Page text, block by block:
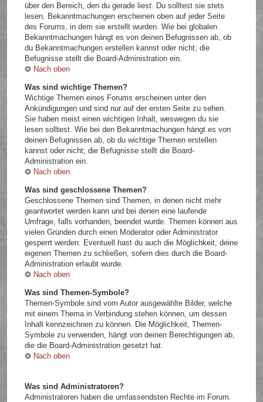
über den Bereich, den du gerade liest. Du solltest sie stets
lesen. Bekanntmachungen erscheinen oben auf jeder Seite
des Forums, in dem sie erstellt wurden. Wie bei globalen
Bekanntmachungen hängt es von deinen Befugnissen ab, ob
du Bekanntmachungen erstellen kannst oder nicht; die
Befugnisse stellt die Board-Administration ein.
Nach oben
Was sind wichtige Themen?
Wichtige Themen eines Forums erscheinen unter den
Ankündigungen und sind nur auf der ersten Seite zu sehen.
Sie haben meist einen wichtigen Inhalt, weswegen du sie
lesen solltest. Wie bei den Bekanntmachungen hängt es von
deinen Befugnissen ab, ob du wichtige Themen erstellen
kannst oder nicht; die Befugnisse stellt die Board-
Administration ein.
Nach oben
Was sind geschlossene Themen?
Geschlossene Themen sind Themen, in denen nicht mehr
geantwortet werden kann und bei denen eine laufende
Umfrage, falls vorhanden, beendet wurde. Themen können aus
vielen Gründen durch einen Moderator oder Administrator
gesperrt werden. Eventuell hast du auch die Möglichkeit, deine
eigenen Themen zu schließen, sofern dies durch die Board-
Administration erlaubt wurde.
Nach oben
Was sind Themen-Symbole?
Themen-Symbole sind vom Autor ausgewählte Bilder, welche
mit einem Thema in Verbindung stehen können, um dessen
Inhalt kennzeichnen zu können. Die Möglichkeit, Themen-
Symbole zu verwenden, hängt von deinen Berechtigungen ab,
die die Board-Administration gesetzt hat.
Nach oben
Was sind Administratoren?
Administratoren haben die umfassendsten Rechte im Forum.